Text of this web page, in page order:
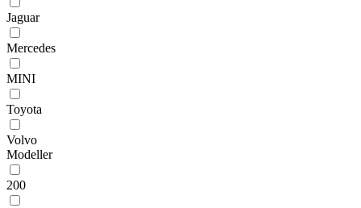
Jaguar
Mercedes
MINI
Toyota
Volvo
Modeller
200